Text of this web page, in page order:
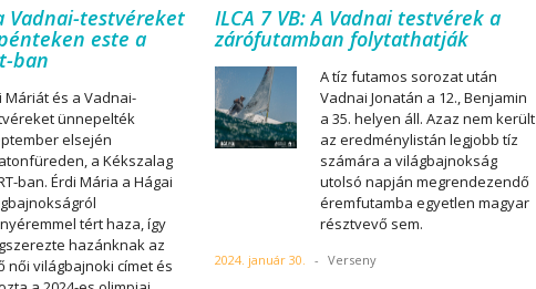
Vadnai-testvéreket
este a
ban
Máriát és a Vadnai-
ünnepelték
elsején
a Kékszalag
ban. Érdi Mária a Hágai
tért haza, így
hazánknak az
női világbajnoki címet és
ILCA 7 VB: A Vadnai testvérek a
zárófutamban folytathatják
A tíz futamos sorozat után
Vadnai Jonatán a 12., Benjamin
a 35. helyen áll. Azaz nem került
az eredménylistán legjobb tíz
számára a világbajnokság
utolsó napján megrendezendő
éremfutamba egyetlen magyar
résztvevő sem.
2024. január 30. - Verseny